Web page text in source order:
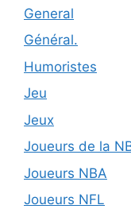
General
Général.
Humoristes
Jeu
Jeux
Joueurs de la
Joueurs NBA
Joueurs NFL